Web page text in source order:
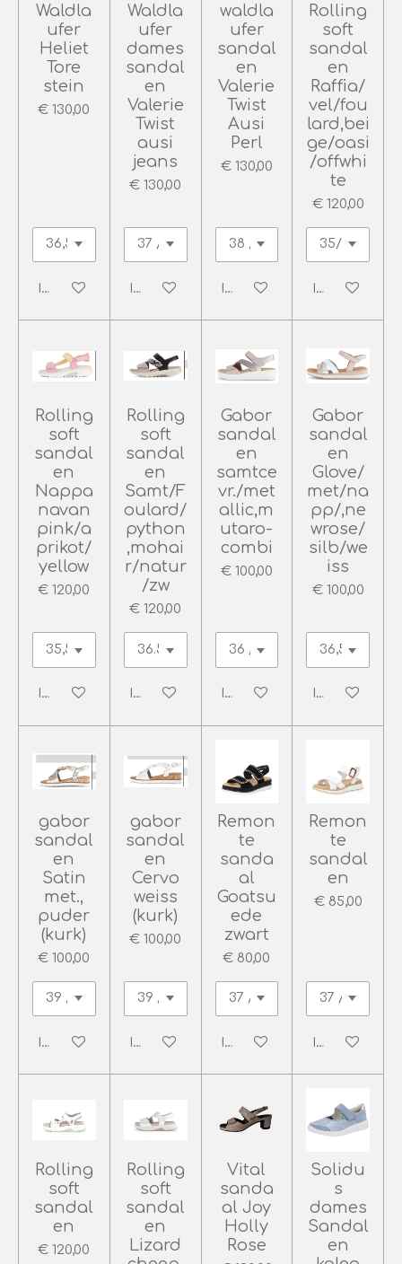
Waldla
ufer
Heliet
Tore
stein
€ 130,00
In winkelwagen
Waldla
ufer
dames
sandal
en
Valerie
Twist
ausi
jeans
€ 130,00
In winkelwagen
waldla
ufer
sandal
en
Valerie
Twist
Ausi
Perl
€ 130,00
In winkelwagen
Rolling
soft
sandal
en
Raffia/
vel/fou
lard,bei
ge/oasi
/offwhi
te
€ 120,00
In
Rolling
soft
sandal
en
Nappa
navan
pink/a
prikot/
yellow
€ 120,00
In winkelwagen
Rolling
soft
sandal
en
Samt/F
oulard/
python
,mohai
r/natur
/zw
€ 120,00
In winkelwagen
Gabor
sandal
en
samtce
vr./met
allic,m
utaro-
combi
€ 100,00
In winkelwagen
Gabor
sandal
en
Glove/
met/na
pp/,ne
wrose/
silb/we
iss
€ 100,00
In
gabor
sandal
en
Satin
met.,
puder
(kurk)
€ 100,00
In winkelwagen
gabor
sandal
en
Cervo
weiss
(kurk)
€ 100,00
In winkelwagen
Remon
te
sanda
al
Goatsu
ede
zwart
€ 80,00
In winkelwagen
Remon
te
sandal
en
€ 85,00
In
Rolling
soft
sandal
en
€ 120,00
Rolling
soft
sandal
en
Lizard
Vital
sanda
al Joy
Holly
Rose
Solidu
s
dames
Sandal
en